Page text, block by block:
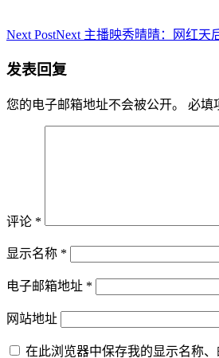
Next PostNext 主播映秀晴晴：网红天
发表回复
您的电子邮箱地址不会被公开。 必填
评论 *
显示名称 *
电子邮箱地址 *
网站地址
在此浏览器中保存我的显示名称